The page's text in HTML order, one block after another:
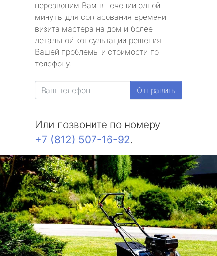
перезвоним Вам в течении одной
минуты для согласования времени
визита мастера на дом и более
детальной консультации решения
Вашей проблемы и стоимости по
телефону.
Отправить
Или позвоните по номеру
+7 (812) 507-16-92.